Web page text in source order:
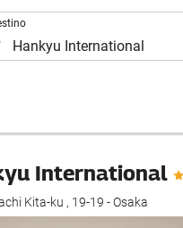
International
Kita-ku , 19-19 - Osaka